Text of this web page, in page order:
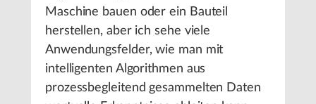
Maschine bauen oder ein Bauteil
herstellen, aber ich sehe viele
Anwendungsfelder, wie man mit
intelligenten Algorithmen aus
prozessbegleitend gesammelten Daten